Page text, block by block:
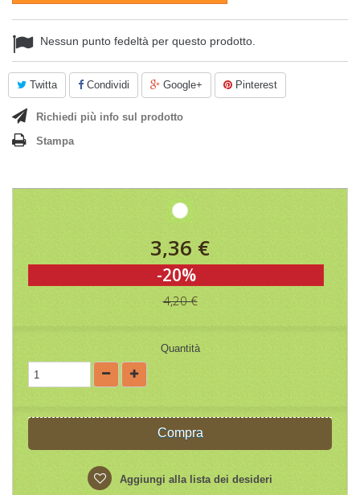
Nessun punto fedeltà per questo prodotto.
Twitta Condividi Google+ Pinterest
Richiedi più info sul prodotto
Stampa
3,36 €
-20%
4,20 €
Quantità
Compra
Aggiungi alla lista dei desideri